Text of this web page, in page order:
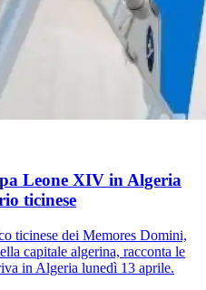
Leone XIV in Algeria
ticinese
ticinese dei Memores Domini,
capitale algerina, racconta le
in Algeria lunedì 13 aprile.